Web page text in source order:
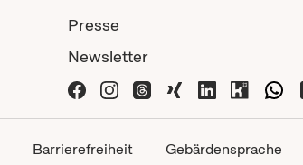
Presse
Newsletter
Barrierefreiheit Gebärdensprache